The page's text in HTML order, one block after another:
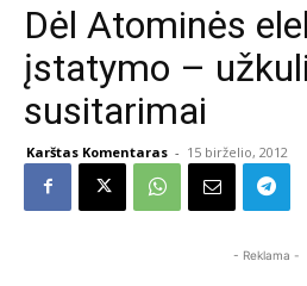
Dėl Atominės
įstatymo –
susitarimai
Karštas Komentaras - 15 birželio, 2012
- Reklama -